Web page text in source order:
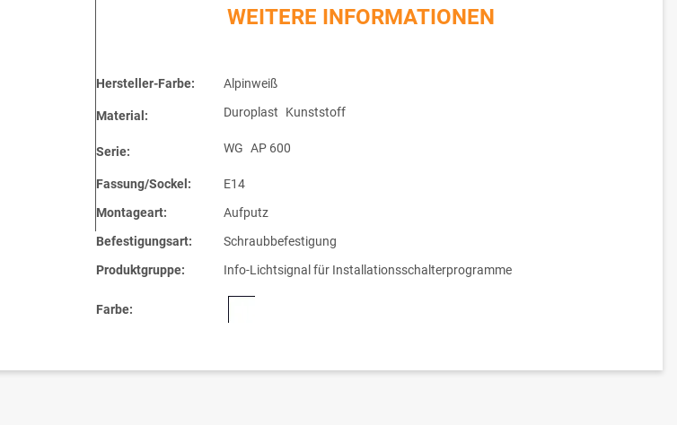
WEITERE INFORMATIONEN
Hersteller-Farbe: Alpinweiß
Material: Duroplast Kunststoff
Serie: WG AP 600
Fassung/Sockel:
E14
Montageart:
Aufputz
Befestigungsart:
Schraubbefestigung
Produktgruppe:
Info-Lichtsignal für Installationsschalterprogramme
Farbe: